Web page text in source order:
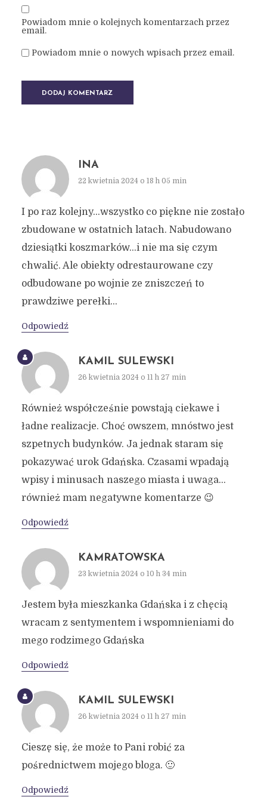
Powiadom mnie o kolejnych komentarzach przez
email.
Powiadom mnie o nowych wpisach przez email.
INA
22 kwietnia 2024 o 18 h 05 min
I po raz kolejny…wszystko co piękne nie zostało
zbudowane w ostatnich latach. Nabudowano
dziesiątki koszmarków…i nie ma się czym
chwalić. Ale obiekty odrestaurowane czy
odbudowane po wojnie ze zniszczeń to
prawdziwe perełki…
Odpowiedź
KAMIL SULEWSKI
26 kwietnia 2024 o 11 h 27 min
Również współcześnie powstają ciekawe i
ładne realizacje. Choć owszem, mnóstwo jest
szpetnych budynków. Ja jednak staram się
pokazywać urok Gdańska. Czasami wpadają
wpisy i minusach naszego miasta i uwaga…
również mam negatywne komentarze 😉
Odpowiedź
KAMRATOWSKA
23 kwietnia 2024 o 10 h 34 min
Jestem była mieszkanka Gdańska i z chęcią
wracam z sentymentem i wspomnieniami do
mego rodzimego Gdańska
Odpowiedź
KAMIL SULEWSKI
26 kwietnia 2024 o 11 h 27 min
Cieszę się, że może to Pani robić za
pośrednictwem mojego bloga. 🙂
Odpowiedź